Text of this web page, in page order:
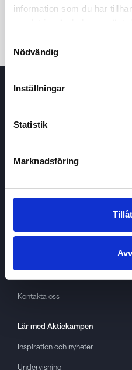
information som du har
samlat in när du har använt
Nödvändig
Inställningar
Statistik
Marknadsföring
Köp
About cookies
Kontakta oss
Lär med Aktiekampen
Inspiration och nyheter
Undervisning